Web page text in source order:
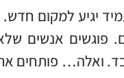
יגיע למקום חדש.
פוגשים אנשים שלא
ואלה… פותחים